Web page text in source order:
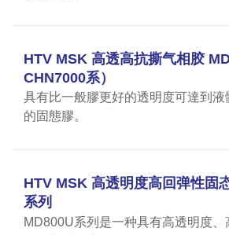
HTV MSK 高透高抗撕气相胶
CHN7000系）
具有比一般膠更好的透明度可達到
的固態膠。
HTV MSK 高透明度高回弹性固
系列
MD800U系列是一种具有高透明度